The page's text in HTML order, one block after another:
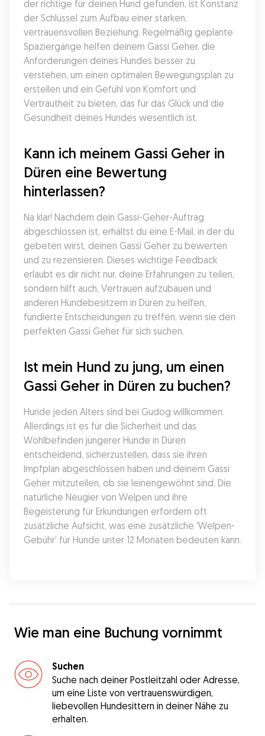
der richtige für deinen Hund gefunden, ist Konstanz
der Schlüssel zum Aufbau einer starken,
vertrauensvollen Beziehung. Regelmäßig geplante
Spaziergänge helfen deinem Gassi Geher, die
Anforderungen deines Hundes besser zu
verstehen, um einen optimalen Bewegungsplan zu
erstellen und ein Gefühl von Komfort und
Vertrautheit zu bieten, das für das Glück und die
Gesundheit deines Hundes wesentlich ist.
Kann ich meinem Gassi Geher in
Düren eine Bewertung
hinterlassen?
Na klar! Nachdem dein Gassi-Geher-Auftrag
abgeschlossen ist, erhältst du eine E-Mail, in der du
gebeten wirst, deinen Gassi Geher zu bewerten
und zu rezensieren. Dieses wichtige Feedback
erlaubt es dir nicht nur, deine Erfahrungen zu teilen,
sondern hilft auch, Vertrauen aufzubauen und
anderen Hundebesitzern in Düren zu helfen,
fundierte Entscheidungen zu treffen, wenn sie den
perfekten Gassi Geher für sich suchen.
Ist mein Hund zu jung, um einen
Gassi Geher in Düren zu buchen?
Hunde jeden Alters sind bei Gudog willkommen.
Allerdings ist es für die Sicherheit und das
Wohlbefinden jüngerer Hunde in Düren
entscheidend, sicherzustellen, dass sie ihren
Impfplan abgeschlossen haben und deinem Gassi
Geher mitzuteilen, ob sie leinengewöhnt sind. Die
natürliche Neugier von Welpen und ihre
Begeisterung für Erkundungen erfordern oft
zusätzliche Aufsicht, was eine zusätzliche 'Welpen-
Gebühr' für Hunde unter 12 Monaten bedeuten kann.
Wie man eine Buchung vornimmt
Suchen
Suche nach deiner Postleitzahl oder Adresse,
um eine Liste von vertrauenswürdigen,
liebevollen Hundesittern in deiner Nähe zu
erhalten.